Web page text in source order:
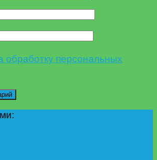
обработку персональных